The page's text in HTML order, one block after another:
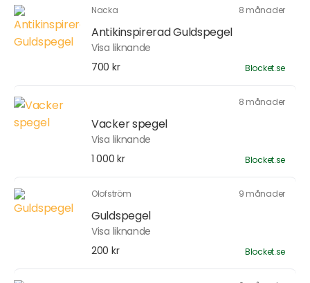
Nacka 8 månader
Antikinspirerad Guldspegel
Visa liknande
700 kr
Blocket.se
8 månader
Vacker spegel
Visa liknande
1 000 kr
Blocket.se
Olofström 9 månader
Guldspegel
Visa liknande
200 kr
Blocket.se